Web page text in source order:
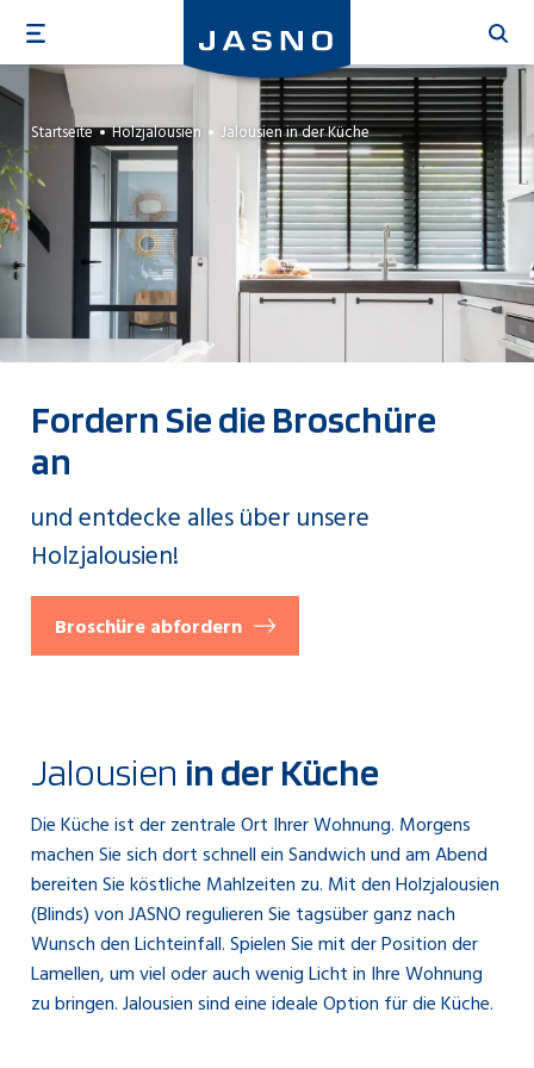
zum
Inhalt
Startseite Holzjalousien Jalousien in der Küche
Fordern Sie die Broschüre
an
und entdecke alles über unsere
Holzjalousien!
Broschüre abfordern
Jalousien in der Küche
Die Küche ist der zentrale Ort Ihrer Wohnung. Morgens
machen Sie sich dort schnell ein Sandwich und am Abend
bereiten Sie köstliche Mahlzeiten zu. Mit den Holzjalousien
(Blinds) von JASNO regulieren Sie tagsüber ganz nach
Wunsch den Lichteinfall. Spielen Sie mit der Position der
Lamellen, um viel oder auch wenig Licht in Ihre Wohnung
zu bringen. Jalousien sind eine ideale Option für die Küche.